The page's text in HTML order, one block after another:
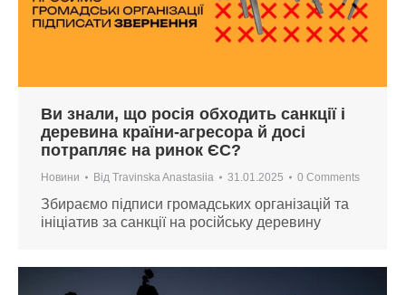
Ви знали, що росія обходить санкції і
деревина країни-агресора й досі
потрапляє на ринок ЄС?
Новини Від Travinska Anastasiia 31.01.2025 0 Comments
Збираємо підписи громадських організацій та
ініціатив за санкції на російську деревину